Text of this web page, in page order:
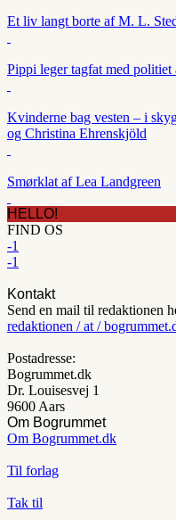
Et liv langt borte af M. L.
Pippi leger tagfat med
Kvinderne bag vesten – i
og Christina Ehrenskjöld
Smørklat af Lea Landgreen
HELLO!
FIND OS
-1
-1
Kontakt
Send en mail til redaktionen
redaktionen / at /
Postadresse:
Bogrummet.dk
Dr. Louisesvej 1
9600 Aars
Om Bogrummet
Om Bogrummet.dk
Til forlag
Tak til